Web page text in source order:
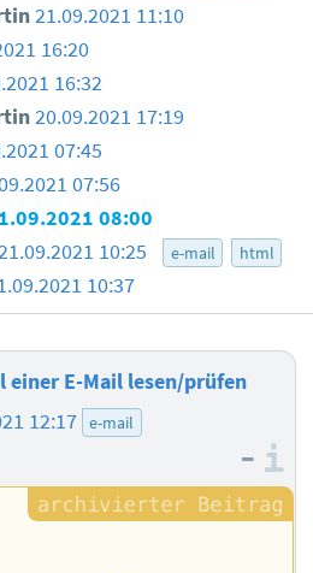
21.09.2021 11:10
16:20
16:32
20.09.2021 17:19
07:45
07:56
08:00
10:25 e-mail html
10:37
einer E-Mail lesen/prüfen
12:17 e-mail
–